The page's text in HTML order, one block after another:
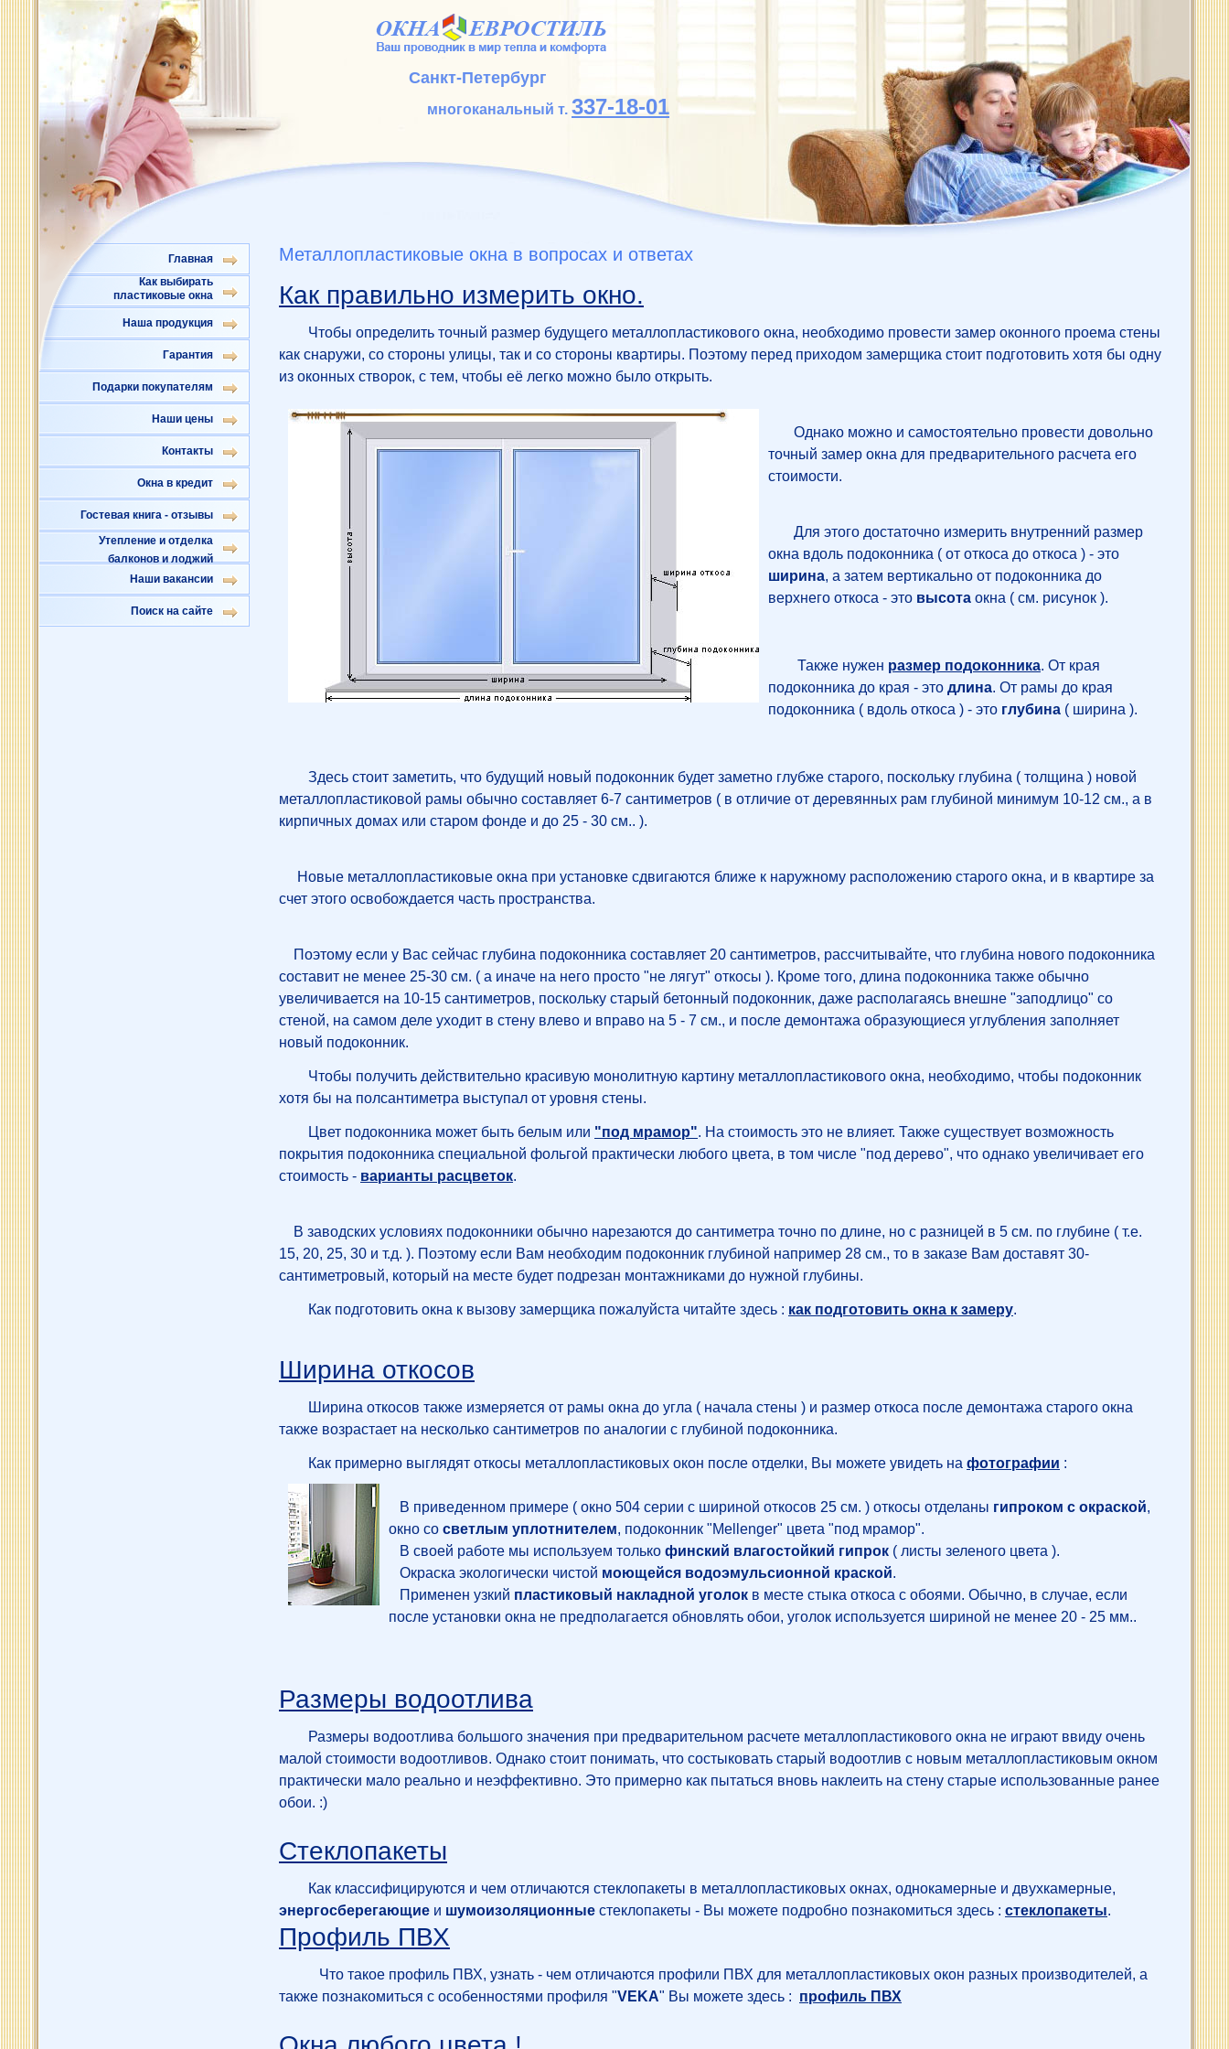
Санкт-Петербург
многоканальный т. 337-18-01
Главная
Как выбирать
пластиковые окна
Наша продукция
Гарантия
Подарки покупателям
Наши цены
Контакты
Окна в кредит
Гостевая книга - отзывы
Утепление и отделка
балконов и лоджий
Наши вакансии
Поиск на сайте
Металлопластиковые окна в вопросах и ответах
Как правильно измерить окно.
Чтобы определить точный размер будущего металлопластикового окна, необходимо провести замер оконного проема стены
как снаружи, со стороны улицы, так и со стороны квартиры. Поэтому перед приходом замерщика стоит подготовить хотя бы одну
из оконных створок, с тем, чтобы её легко можно было открыть.
Однако можно и самостоятельно провести довольно
точный замер окна для предварительного расчета его
стоимости.
Для этого достаточно измерить внутренний размер
окна вдоль подоконника ( от откоса до откоса ) - это
ширина, а затем вертикально от подоконника до
верхнего откоса - это высота окна ( см. рисунок ).
Также нужен размер подоконника. От края
подоконника до края - это длина. От рамы до края
подоконника ( вдоль откоса ) - это глубина ( ширина ).
Здесь стоит заметить, что будущий новый подоконник будет заметно глубже старого, поскольку глубина ( толщина ) новой
металлопластиковой рамы обычно составляет 6-7 сантиметров ( в отличие от деревянных рам глубиной минимум 10-12 см., а в
кирпичных домах или старом фонде и до 25 - 30 см.. ).
Новые металлопластиковые окна при установке сдвигаются ближе к наружному расположению старого окна, и в квартире за
счет этого освобождается часть пространства.
Поэтому если у Вас сейчас глубина подоконника составляет 20 сантиметров, рассчитывайте, что глубина нового подоконника
составит не менее 25-30 см. ( а иначе на него просто "не лягут" откосы ). Кроме того, длина подоконника также обычно
увеличивается на 10-15 сантиметров, поскольку старый бетонный подоконник, даже располагаясь внешне "заподлицо" со
стеной, на самом деле уходит в стену влево и вправо на 5 - 7 см., и после демонтажа образующиеся углубления заполняет
новый подоконник.
Чтобы получить действительно красивую монолитную картину металлопластикового окна, необходимо, чтобы подоконник
хотя бы на полсантиметра выступал от уровня стены.
Цвет подоконника может быть белым или "под мрамор". На стоимость это не влияет. Также существует возможность
покрытия подоконника специальной фольгой практически любого цвета, в том числе "под дерево", что однако увеличивает его
стоимость - варианты расцветок.
В заводских условиях подоконники обычно нарезаются до сантиметра точно по длине, но с разницей в 5 см. по глубине ( т.е.
15, 20, 25, 30 и т.д. ). Поэтому если Вам необходим подоконник глубиной например 28 см., то в заказе Вам доставят 30-
сантиметровый, который на месте будет подрезан монтажниками до нужной глубины.
Как подготовить окна к вызову замерщика пожалуйста читайте здесь : как подготовить окна к замеру.
Ширина откосов
Ширина откосов также измеряется от рамы окна до угла ( начала стены ) и размер откоса после демонтажа старого окна
также возрастает на несколько сантиметров по аналогии с глубиной подоконника.
Как примерно выглядят откосы металлопластиковых окон после отделки, Вы можете увидеть на фотографии :
В приведенном примере ( окно 504 серии с шириной откосов 25 см. ) откосы отделаны гипроком с окраской,
окно со светлым уплотнителем, подоконник "Mellenger" цвета "под мрамор".
В своей работе мы используем только финский влагостойкий гипрок ( листы зеленого цвета ).
Окраска экологически чистой моющейся водоэмульсионной краской.
Применен узкий пластиковый накладной уголок в месте стыка откоса с обоями. Обычно, в случае, если
после установки окна не предполагается обновлять обои, уголок используется шириной не менее 20 - 25 мм..
Размеры водоотлива
Размеры водоотлива большого значения при предварительном расчете металлопластикового окна не играют ввиду очень
малой стоимости водоотливов. Однако стоит понимать, что состыковать старый водоотлив с новым металлопластиковым окном
практически мало реально и неэффективно. Это примерно как пытаться вновь наклеить на стену старые использованные ранее
обои. :)
Стеклопакеты
Как классифицируются и чем отличаются стеклопакеты в металлопластиковых окнах, однокамерные и двухкамерные,
энергосберегающие и шумоизоляционные стеклопакеты - Вы можете подробно познакомиться здесь : стеклопакеты.
Профиль ПВХ
Что такое профиль ПВХ, узнать - чем отличаются профили ПВХ для металлопластиковых окон разных производителей, а
также познакомиться с особенностями профиля "VEKA" Вы можете здесь : профиль ПВХ